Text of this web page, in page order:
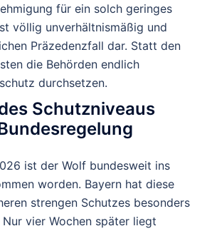
für ein solch geringes
völlig unverhältnismäßig und
Präzedenzfall dar. Statt den
die Behörden endlich
durchsetzen.
Schutzniveaus
ist der Wolf bundesweit ins
worden. Bayern hat diese
strengen Schutzes besonders
vier Wochen später liegt